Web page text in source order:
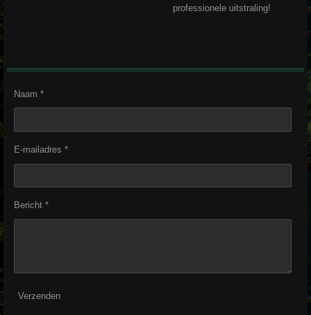
professionele uitstraling!
Naam *
E-mailadres *
Bericht *
Verzenden